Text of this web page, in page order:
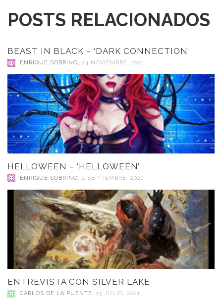
POSTS RELACIONADOS
BEAST IN BLACK – ‘DARK CONNECTION’
ENRIQUE SOBRINO, 24 NOVIEMBRE, 2021
HELLOWEEN – ‘HELLOWEEN’
ENRIQUE SOBRINO, 4 SEPTIEMBRE, 2021
ENTREVISTA CON SILVER LAKE
CARLOS DE LA PUENTE, 13 JULIO, 2021